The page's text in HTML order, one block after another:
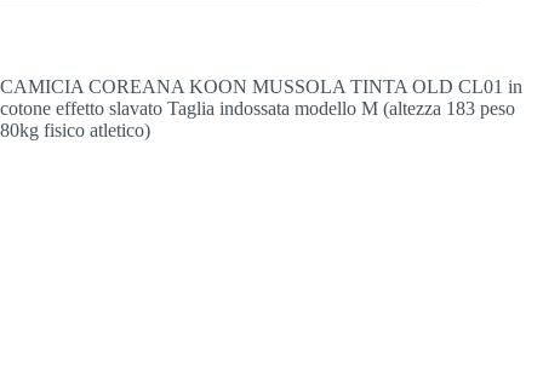
CAMICIA COREANA KOON MUSSOLA TINTA OLD CL01 in
cotone effetto slavato Taglia indossata modello M (altezza 183 peso
80kg fisico atletico)